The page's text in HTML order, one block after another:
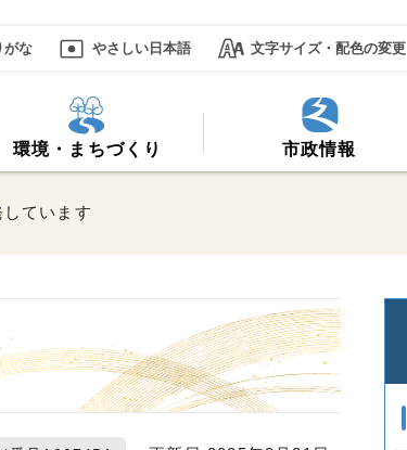
がな やさしい日本語 文字サイズ・配色の変更
環境・まちづくり 市政情報
ています